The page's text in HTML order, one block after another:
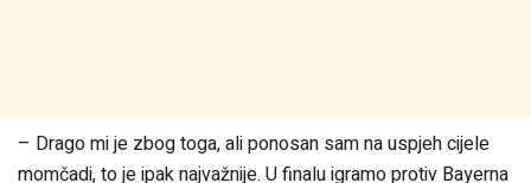
– Drago mi je zbog toga, ali ponosan sam na uspjeh cijele
momčadi, to je ipak najvažnije. U finalu igramo protiv Bayerna